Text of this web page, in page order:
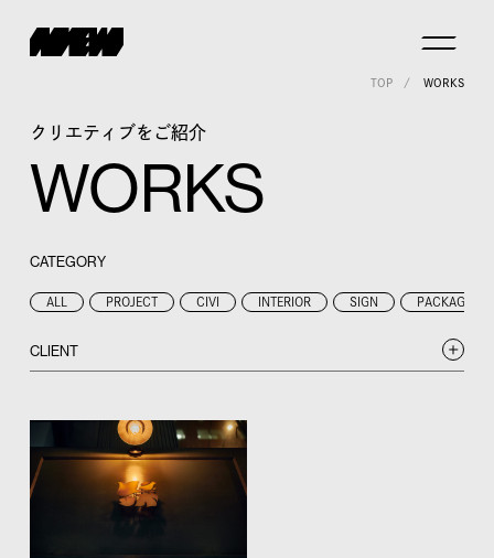
TOP WORKS
クリエティブをご紹介
WORKS
CATEGORY
ALL PROJECT CIVI INTERIOR SIGN PACKAGE
CLIENT